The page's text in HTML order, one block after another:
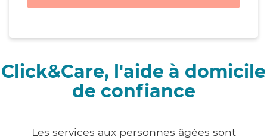
Click&Care, l'aide à domicile
de confiance
Les services aux personnes âgées sont